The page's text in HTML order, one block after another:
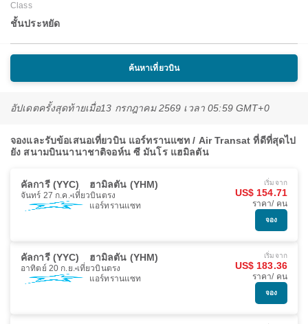
Class
ชั้นประหยัด
ค้นหาเที่ยวบิน
อัปเดตครั้งสุดท้ายเมื่อ13 กรกฎาคม 2569 เวลา 05:59 GMT+0
จองและรับข้อเสนอเที่ยวบิน แอร์ทรานแซท / Air Transat ที่ดีที่สุดไป
ยัง สนามบินนานาชาติจอห์น ซี มันโร แฮมิลตัน
คัลการี (YYC) ฮามิลตัน (YHM)
จันทร์ 27 ก.ค. เที่ยวบินตรง
แอร์ทรานแซท
เริ่มจาก
US$ 154.71
ราคา/ คน
จอง
คัลการี (YYC) ฮามิลตัน (YHM)
อาทิตย์ 20 ก.ย. เที่ยวบินตรง
แอร์ทรานแซท
เริ่มจาก
US$ 183.36
ราคา/ คน
จอง